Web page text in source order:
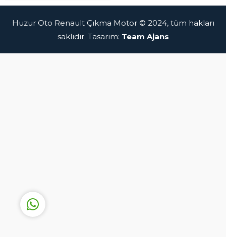
Huzur Oto Renault Çıkma Motor © 2024, tüm hakları
saklıdır. Tasarım: Team Ajans